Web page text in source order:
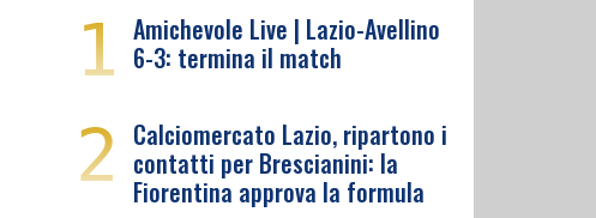
1 Amichevole Live | Lazio-Avellino
6-3: termina il match
2 Calciomercato Lazio, ripartono i
contatti per Brescianini: la
Fiorentina approva la formula